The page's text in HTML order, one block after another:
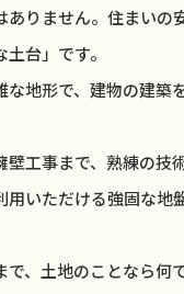
りません。住まいの
台」です。
地形で、建物の建築
工事まで、熟練の技
いただける強固な地
、土地のことなら何